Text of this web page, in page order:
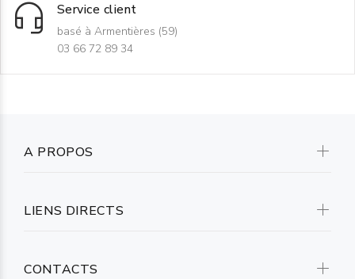
Service client
basé à Armentières (59)
03 66 72 89 34
A PROPOS
LIENS DIRECTS
CONTACTS